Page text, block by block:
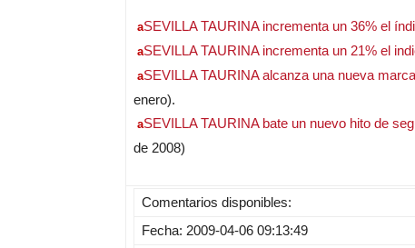
aSEVILLA TAURINA incrementa un 36% el
aSEVILLA TAURINA incrementa un 21% el
aSEVILLA TAURINA alcanza una nueva
enero).
aSEVILLA TAURINA bate un nuevo hito de
de 2008)
Comentarios disponibles:
Fecha: 2009-04-06 09:13:49